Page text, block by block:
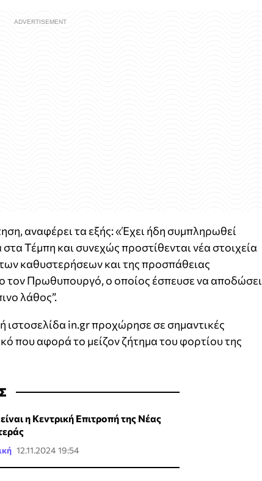
αναφέρει τα εξής: «Έχει ήδη συμπληρωθεί
Τέμπη και συνεχώς προστίθενται νέα στοιχεία
καθυστερήσεων και της προσπάθειας
τον Πρωθυπουργό, ο οποίος έσπευσε να αποδώσει
λάθος”.
ιστοσελίδα in.gr προχώρησε σε σημαντικές
που αφορά το μείζον ζήτημα του φορτίου της
η Κεντρική Επιτροπή της Νέας
12.11.2024 19:54